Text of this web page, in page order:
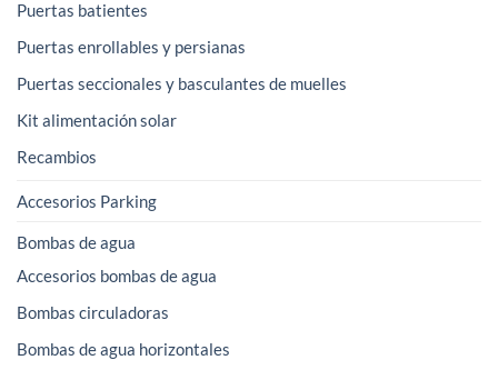
Puertas batientes
Puertas enrollables y persianas
Puertas seccionales y basculantes de muelles
Kit alimentación solar
Recambios
Accesorios Parking
Bombas de agua
Accesorios bombas de agua
Bombas circuladoras
Bombas de agua horizontales